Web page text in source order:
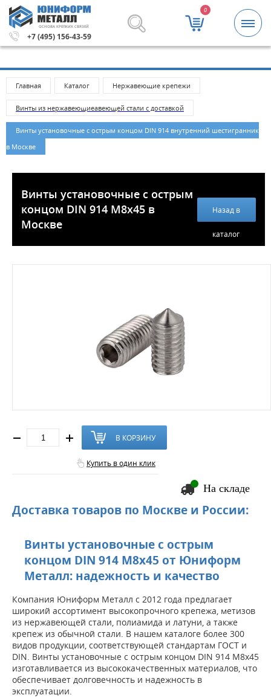
ОСНОВА КРЕПКИХ СВЯЗЕЙ
+7 (495) 156-43-59
0
Метизы и крепежные изделия оптом. Минимальная
Главная Каталог Нержавеющие крепежи
Винты из нержавеющиеавеющей стали с доставкой
Винты установочные с острым концом DIN 914 внутренний шестигранник
в Москве
Винты установочные с острым
концом DIN 914 M8x45 в
Москве
Назад в
каталог
В КОРЗИНУ
Купить в один клик
На складе
Доставка товаров по Москве и России:
Винты установочные с острым
концом DIN 914 M8x45 от Юниформ
Металл: надежность и качество
Компания Юниформ Металл с 2012 года предлагает
широкий ассортимент высокопрочного крепежа, метизов
из нержавеющей стали, полиамида и латуни, а также
крепеж из обычной стали. В нашем каталоге более 300
видов продукции, соответствующей стандартам ГОСТ и
DIN. Винты установочные с острым концом DIN 914 M8x45
изготавливается из высококачественных материалов, что
обеспечивает долговечность и надежность в
эксплуатации.